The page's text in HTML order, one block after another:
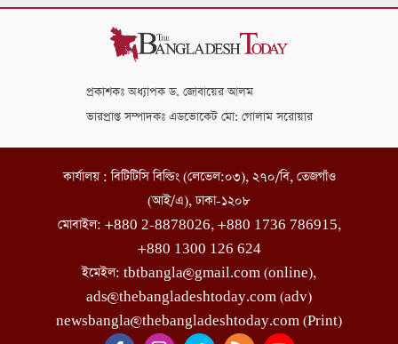
প্রকাশকঃ অধ্যাপক ড. জোবায়ের আলম
ভারপ্রাপ্ত সম্পাদকঃ এডভোকেট মো: গোলাম সরোয়ার
কার্যালয় : বিটিটিসি বিল্ডিং (লেভেল:০৩), ২৭০/বি, তেজগাঁও
(আই/এ), ঢাকা-১২০৮
মোবাইল: +880 2-8878026, +880 1736 786915,
+880 1300 126 624
ইমেইল: tbtbangla@gmail.com (online),
ads@thebangladeshtoday.com (adv)
newsbangla@thebangladeshtoday.com (Print)